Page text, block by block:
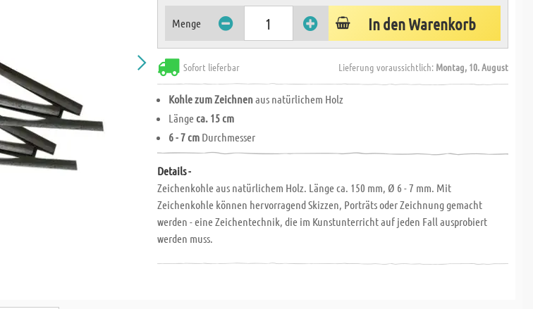
Menge In den Warenkorb
Sofort lieferbar Lieferung voraussichtlich: Montag, 10. August
Kohle zum Zeichnenaus natürlichem Holz
Längeca. 15 cm
6 - 7 cm Durchmesser
Details -
Zeichenkohle aus natürlichem Holz. Länge ca. 150 mm, Ø 6 - 7 mm. Mit
Zeichenkohle können hervorragend Skizzen, Porträts oder Zeichnung gemacht
werden - eine Zeichentechnik, die im Kunstunterricht auf jeden Fall ausprobiert
werden muss.